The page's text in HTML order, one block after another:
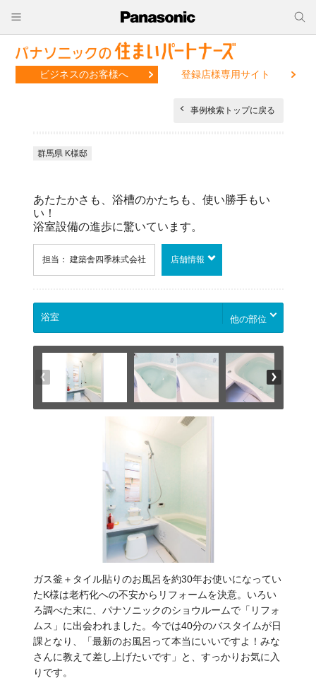
ビジネスのお客様へ 登録店様専用サイト
事例検索トップに戻る
群馬県 K様邸
あたたかさも、浴槽のかたちも、使い勝手もい
い！
浴室設備の進歩に驚いています。
担当： 建築舎四季株式会社 店舗情報
他の部位
ガス釜＋タイル貼りのお風呂を約30年お使いになってい
たK様は老朽化への不安からリフォームを決意。いろい
ろ調べた末に、パナソニックのショウルームで「リフォ
ムス」に出会われました。今では40分のバスタイムが日
課となり、「最新のお風呂って本当にいいですよ！みな
さんに教えて差し上げたいです」と、すっかりお気に入
りです。